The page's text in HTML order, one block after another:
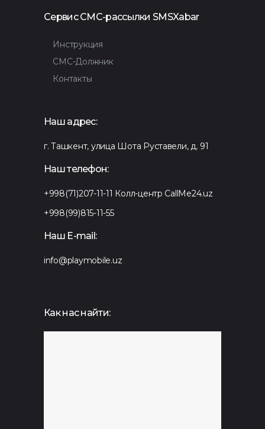
Сервис СМС-рассылки SMSXabar
Инструкция
СМС-Должник
Контакты
Наш адрес:
г. Ташкент, улица Шота Руставели, д. 91
Наш телефон:
+998(71)207-11-11 Колл-центр CallMe24.uz
+998(99)815-11-55
Наш E-mail:
info@playmobile.uz
Как нас найти: